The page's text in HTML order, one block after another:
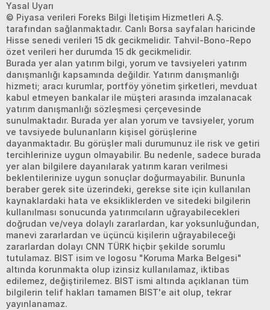
Yasal Uyarı
© Piyasa verileri Foreks Bilgi İletişim Hizmetleri A.Ş.
tarafından sağlanmaktadır. Canlı Borsa sayfaları haricinde
Hisse senedi verileri 15 dk gecikmelidir. Tahvil-Bono-Repo
özet verileri her durumda 15 dk gecikmelidir.
Burada yer alan yatırım bilgi, yorum ve tavsiyeleri yatırım
danışmanlığı kapsamında değildir. Yatırım danışmanlığı
hizmeti; aracı kurumlar, portföy yönetim şirketleri, mevduat
kabul etmeyen bankalar ile müşteri arasında imzalanacak
yatırım danışmanlığı sözleşmesi çerçevesinde
sunulmaktadır. Burada yer alan yorum ve tavsiyeler, yorum
ve tavsiyede bulunanların kişisel görüşlerine
dayanmaktadır. Bu görüşler mali durumunuz ile risk ve getiri
tercihlerinize uygun olmayabilir. Bu nedenle, sadece burada
yer alan bilgilere dayanılarak yatırım kararı verilmesi
beklentilerinize uygun sonuçlar doğurmayabilir. Bununla
beraber gerek site üzerindeki, gerekse site için kullanılan
kaynaklardaki hata ve eksikliklerden ve sitedeki bilgilerin
kullanılması sonucunda yatırımcıların uğrayabilecekleri
doğrudan ve/veya dolaylı zararlardan, kar yoksunluğundan,
manevi zararlardan ve üçüncü kişilerin uğrayabileceği
zararlardan dolayı CNN TÜRK hiçbir şekilde sorumlu
tutulamaz. BIST isim ve logosu "Koruma Marka Belgesi"
altında korunmakta olup izinsiz kullanılamaz, iktibas
edilemez, değiştirilemez. BIST ismi altında açıklanan tüm
bilgilerin telif hakları tamamen BIST'e ait olup, tekrar
yayınlanamaz.